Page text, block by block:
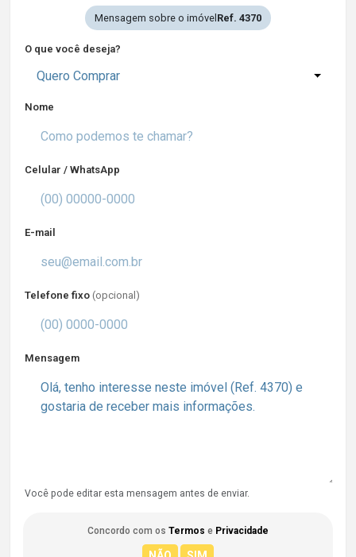
Mensagem sobre o imóvel Ref. 4370
O que você deseja?
Quero Comprar
Nome
Celular / WhatsApp
E-mail
Telefone fixo (opcional)
Mensagem
Você pode editar esta mensagem antes de enviar.
Concordo com os Termos e Privacidade